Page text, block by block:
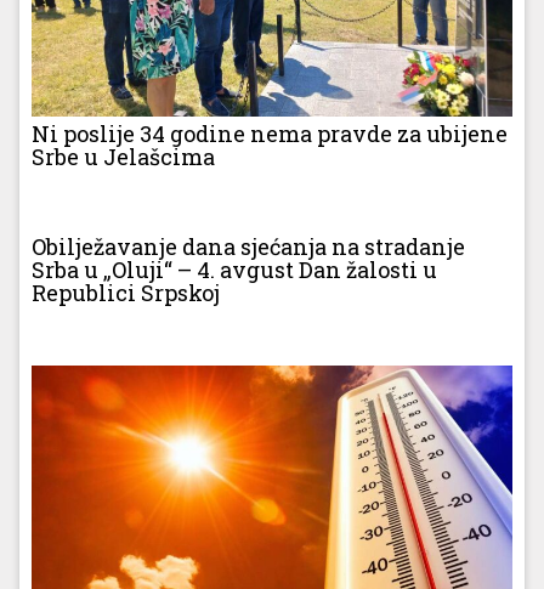
Ni poslije 34 godine nema pravde za ubijene
Srbe u Jelašcima
Obilježavanje dana sjećanja na stradanje
Srba u „Oluji“ – 4. avgust Dan žalosti u
Republici Srpskoj